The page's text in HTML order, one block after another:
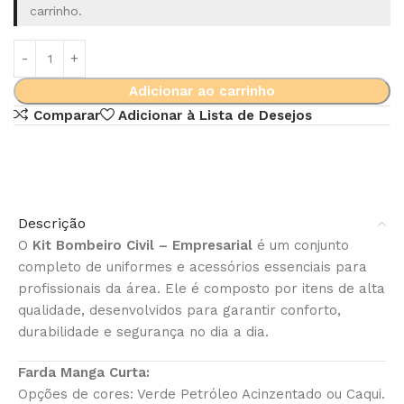
carrinho.
Adicionar ao carrinho
Alternative:
Comparar Adicionar à Lista de Desejos
Descrição
O Kit Bombeiro Civil – Empresarial é um conjunto
completo de uniformes e acessórios essenciais para
profissionais da área. Ele é composto por itens de alta
qualidade, desenvolvidos para garantir conforto,
durabilidade e segurança no dia a dia.
Farda Manga Curta:
Opções de cores: Verde Petróleo Acinzentado ou Caqui.